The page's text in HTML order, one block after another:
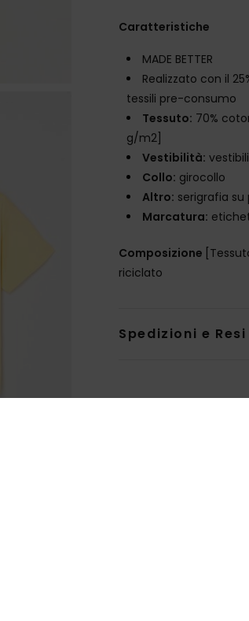
Caratteristiche
MADE BETTER
Realizzato con il
tessili pre-consumo
Tessuto: 70%
g/m2]
Vestibilità:
Collo: girocollo
Altro: serigrafia
Marcatura:
Composizione
riciclato
Spedizioni e Resi